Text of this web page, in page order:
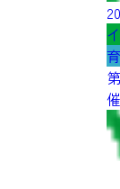
育